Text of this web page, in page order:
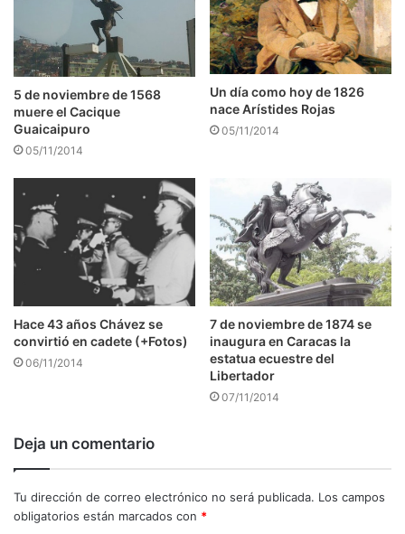
5 de noviembre de 1568
muere el Cacique
Guaicaipuro
05/11/2014
Un día como hoy de 1826
nace Arístides Rojas
05/11/2014
Hace 43 años Chávez se
convirtió en cadete (+Fotos)
06/11/2014
7 de noviembre de 1874 se
inaugura en Caracas la
estatua ecuestre del
Libertador
07/11/2014
Deja un comentario
Tu dirección de correo electrónico no será publicada. Los campos
obligatorios están marcados con *